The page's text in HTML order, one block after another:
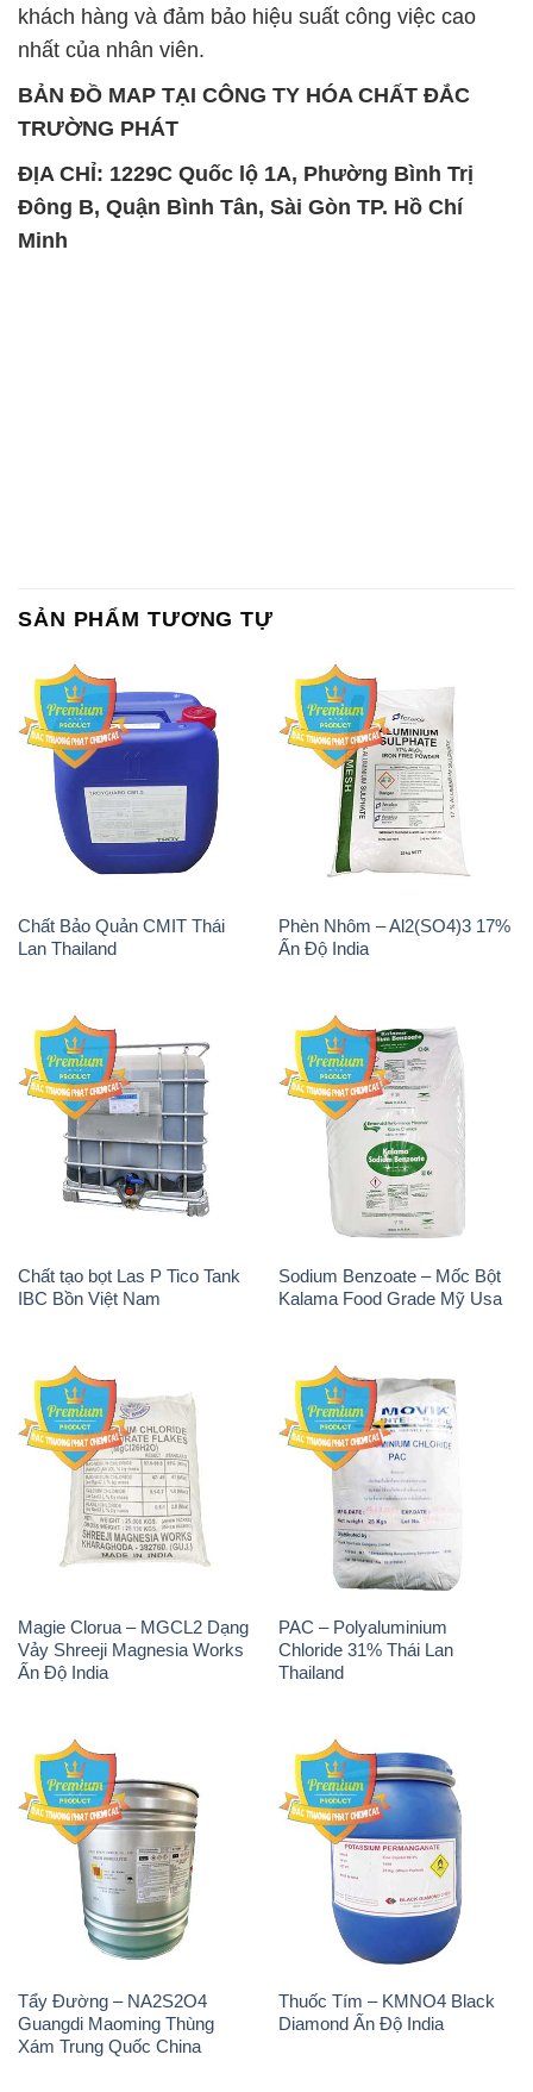
khách hàng và đảm bảo hiệu suất công việc cao
nhất của nhân viên.
BẢN ĐỒ MAP TẠI CÔNG TY HÓA CHẤT ĐẮC
TRƯỜNG PHÁT
ĐỊA CHỈ: 1229C Quốc lộ 1A, Phường Bình Trị
Đông B, Quận Bình Tân, Sài Gòn TP. Hồ Chí
Minh
SẢN PHẨM TƯƠNG TỰ
Chất Bảo Quản CMIT Thái
Lan Thailand
Phèn Nhôm – Al2(SO4)3 17%
Ấn Độ India
Chất tạo bọt Las P Tico Tank
IBC Bồn Việt Nam
Sodium Benzoate – Mốc Bột
Kalama Food Grade Mỹ Usa
Magie Clorua – MGCL2 Dạng
Vảy Shreeji Magnesia Works
Ấn Độ India
PAC – Polyaluminium
Chloride 31% Thái Lan
Thailand
Tẩy Đường – NA2S2O4
Guangdi Maoming Thùng
Xám Trung Quốc China
Thuốc Tím – KMNO4 Black
Diamond Ấn Độ India